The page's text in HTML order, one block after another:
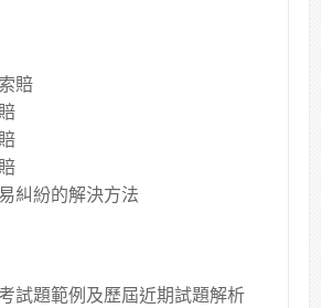
賠
糾紛的解決方法
試題範例及歷屆近期試題解析